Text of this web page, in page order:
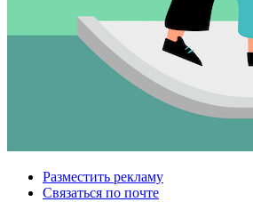
Разместить рекламу
Связаться по почте